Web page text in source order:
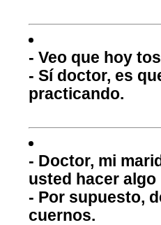
- Veo que hoy
- Sí doctor, es
practicando.
- Doctor, mi
usted hacer
- Por supuesto,
cuernos.